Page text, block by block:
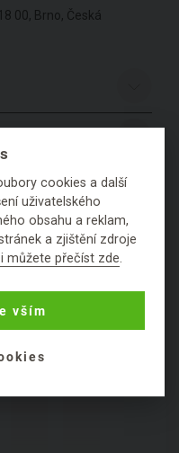
00, Brno, Česká
cookies a další
uživatelského
obsahu a reklam,
a zjištění zdroje
můžete přečíst zde.
vším